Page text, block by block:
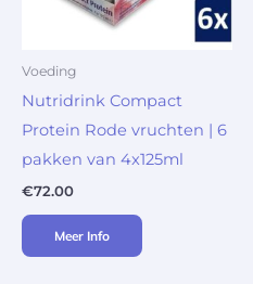
Voeding
Nutridrink Compact
Protein Rode vruchten | 6
pakken van 4x125ml
€72.00
Meer Info